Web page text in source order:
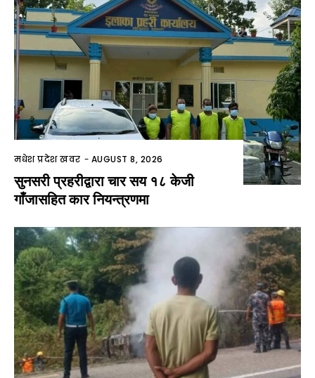
मधेश प्रदेश खवर - AUGUST 8, 2026
सुनसरी प्रहरीद्वारा चार सय १८ केजी
गाँजासहित कार नियन्त्रणमा